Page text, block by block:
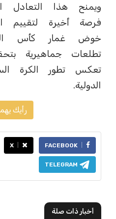
ويمنح هذا التعادل
فرصة أخيرة لتقييم
تطلعات جماهيرية
تعكس تطور الكرة
الدولية.
رأيك
FACEBOOK
X
TELEGRAM
أخبار ذات صلة